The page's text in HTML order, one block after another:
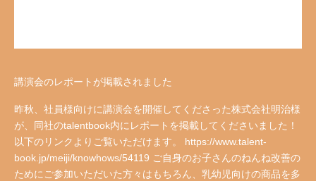
講演会のレポートが掲載されました
昨秋、社員様向けに講演会を開催してくださった株式会社明治様
が、同社のtalentbook内にレポートを掲載してくださいました！
以下のリンクよりご覧いただけます。 https://www.talent-
book.jp/meiji/knowhows/54119 ご自身のお子さんのねんね改善の
ためにご参加いただいた方々はもちろん、乳幼児向けの商品を多